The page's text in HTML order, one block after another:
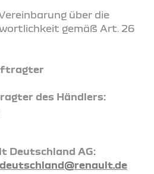
über die
gemäß Art. 26
des Händlers:
Deutschland AG: